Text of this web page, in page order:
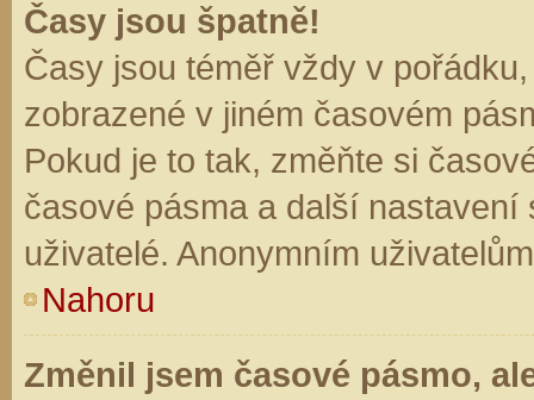
Časy jsou špatně!
Časy jsou téměř vždy v
zobrazené v jiném časovém
Pokud je to tak, změňte si
časové pásma a další
uživatelé. Anonymním
Nahoru
Změnil jsem časové pásmo,